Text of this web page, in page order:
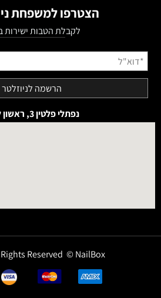
הצטרפו למשפחת
לקבלת הטבות ישירות
נפתלי פלטין 3, ראשון לציון
All Rights Reserved © NailBox | ניילבוקס